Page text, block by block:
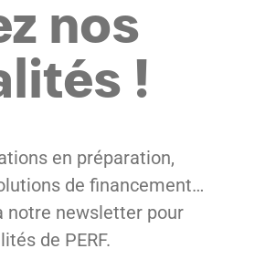
nos
!
en préparation,
de financement…
notre newsletter pour
de PERF.